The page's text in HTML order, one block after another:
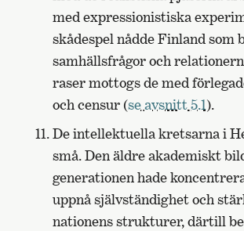
med expressionistiska
skådespel nådde Finland som
samhällsfrågor och
raser mottogs de med
och censur (se avsnitt 5.1).
De intellektuella kretsarna i
små. Den äldre akademiskt
generationen hade
uppnå självständighet och
nationens strukturer, därtill